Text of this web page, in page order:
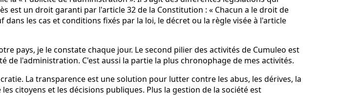
est un droit garanti par l'article 32 de la Constitution : « Chacun a le droit de
les cas et conditions fixés par la loi, le décret ou la règle visée à l'article
pays, je le constate chaque jour. Le second pilier des activités de Cumuleo est
l'administration. C'est aussi la partie la plus chronophage de mes activités.
La transparence est une solution pour lutter contre les abus, les dérives, la
citoyens et les décisions publiques. Plus la gestion de la société est